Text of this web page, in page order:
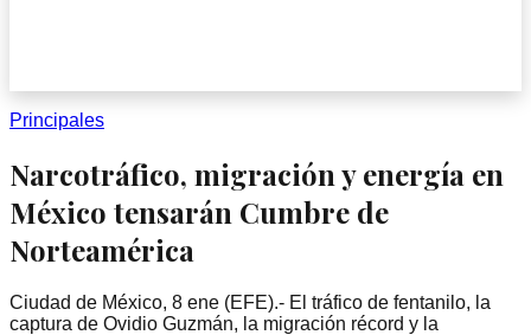
Principales
Narcotráfico, migración y energía en
México tensarán Cumbre de
Norteamérica
Ciudad de México, 8 ene (EFE).- El tráfico de fentanilo, la
captura de Ovidio Guzmán, la migración récord y la